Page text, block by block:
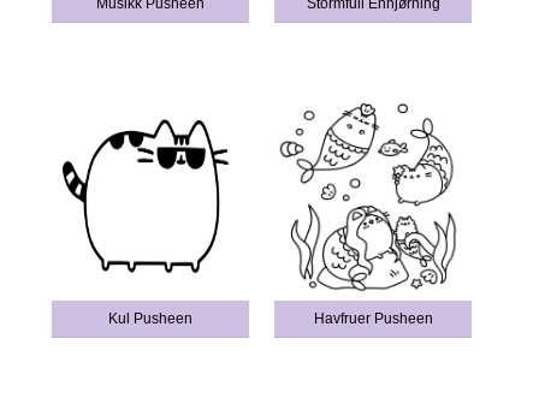
Musikk Pusheen Stormfull Enhjørning
Kul Pusheen Havfruer Pusheen